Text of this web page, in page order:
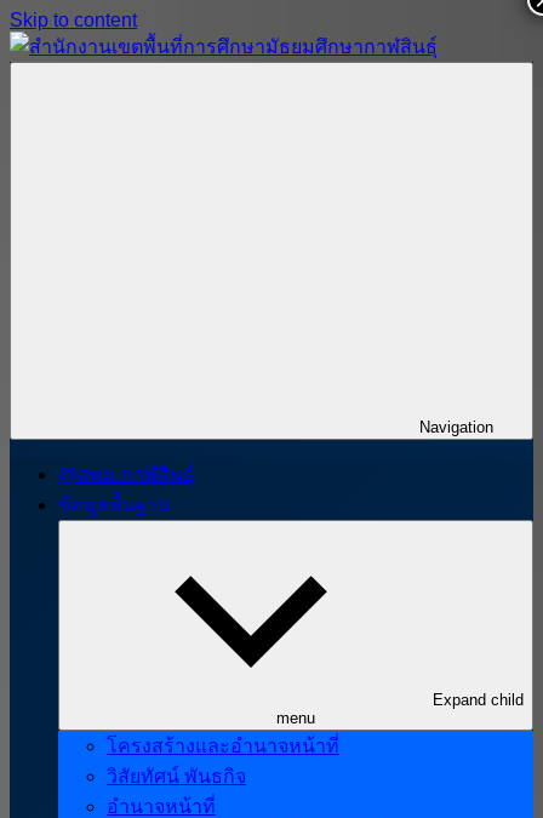
Skip to content
Navigation
@สพม.กาฬสินธุ์
ข้อมูลพื้นฐาน
Expand child
menu
โครงสร้างและอำนาจหน้าที่
วิสัยทัศน์ พันธกิจ
อำนาจหน้าที่